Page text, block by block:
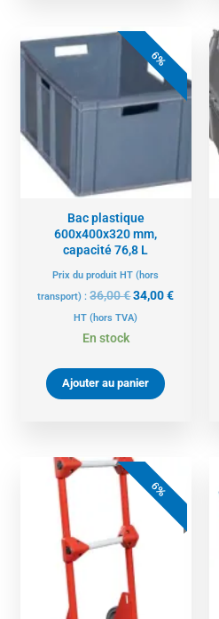
6%
Bac plastique
600x400x320 mm,
capacité 76,8 L
Prix du produit HT (hors
transport) :36,00€
Le
prix
initial
était :
36,00 €.
34,00€
actuel
est :
34,00 €.
HT (hors TVA)
En stock
Ajouter au panier
6%
Le
prix
initial
était :
17,00 €.
actuel
est :